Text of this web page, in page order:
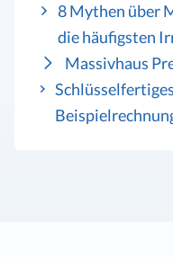
8 Mythen über
die häufigsten
Massivhaus